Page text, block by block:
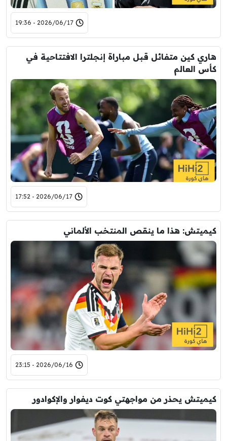
2026/06/17 - 19:36
هاري كين متفائل قبل مباراة إنجلترا الافتتاحية في
كأس العالم
2026/06/17 - 17:52
كيميتش: هذا ما ينقص المنتخب الألماني
2026/06/16 - 23:15
كيميتش يحذر من مواجهتي كوت ديفوار والإكوادور